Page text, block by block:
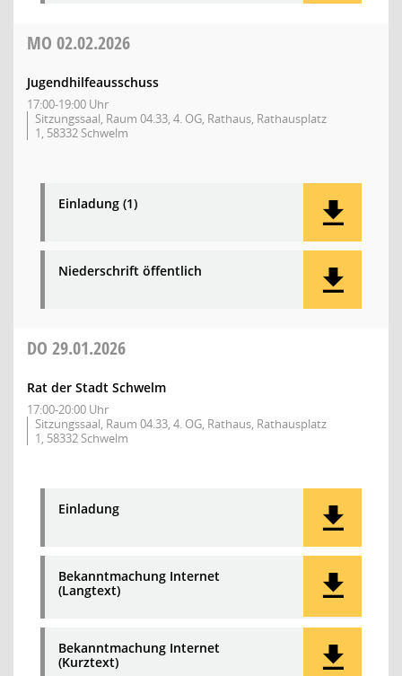
MO 02.02.2026
Jugendhilfeausschuss
17:00-19:00 Uhr
Sitzungssaal, Raum 04.33, 4. OG, Rathaus, Rathausplatz
1, 58332 Schwelm
Einladung (1)
Niederschrift öffentlich
DO 29.01.2026
Rat der Stadt Schwelm
17:00-20:00 Uhr
Sitzungssaal, Raum 04.33, 4. OG, Rathaus, Rathausplatz
1, 58332 Schwelm
Einladung
Bekanntmachung Internet
(Langtext)
Bekanntmachung Internet
(Kurztext)